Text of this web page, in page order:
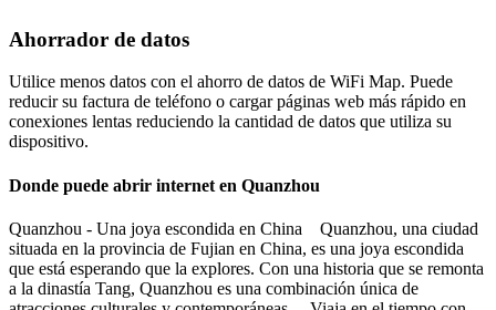
Ahorrador de datos
Utilice menos datos con el ahorro de datos de WiFi Map. Puede
reducir su factura de teléfono o cargar páginas web más rápido en
conexiones lentas reduciendo la cantidad de datos que utiliza su
dispositivo.
Donde puede abrir internet en Quanzhou
Quanzhou - Una joya escondida en China Quanzhou, una ciudad
situada en la provincia de Fujian en China, es una joya escondida
que está esperando que la explores. Con una historia que se remonta
a la dinastía Tang, Quanzhou es una combinación única de